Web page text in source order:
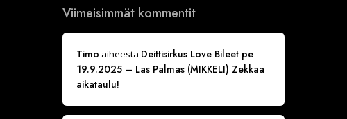
Viimeisimmät kommentit
Timo aiheesta Deittisirkus Love Bileet pe
19.9.2025 – Las Palmas (MIKKELI) Zekkaa
aikataulu!